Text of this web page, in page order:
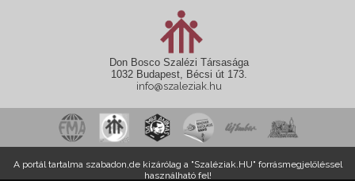
Don Bosco Szalézi Társasága
1032 Budapest, Bécsi út 173.
info@szaleziak.hu
A portál tartalma szabadon,de kizárólag a "Szaléziak.HU" forrásmegjelöléssel
használható fel!